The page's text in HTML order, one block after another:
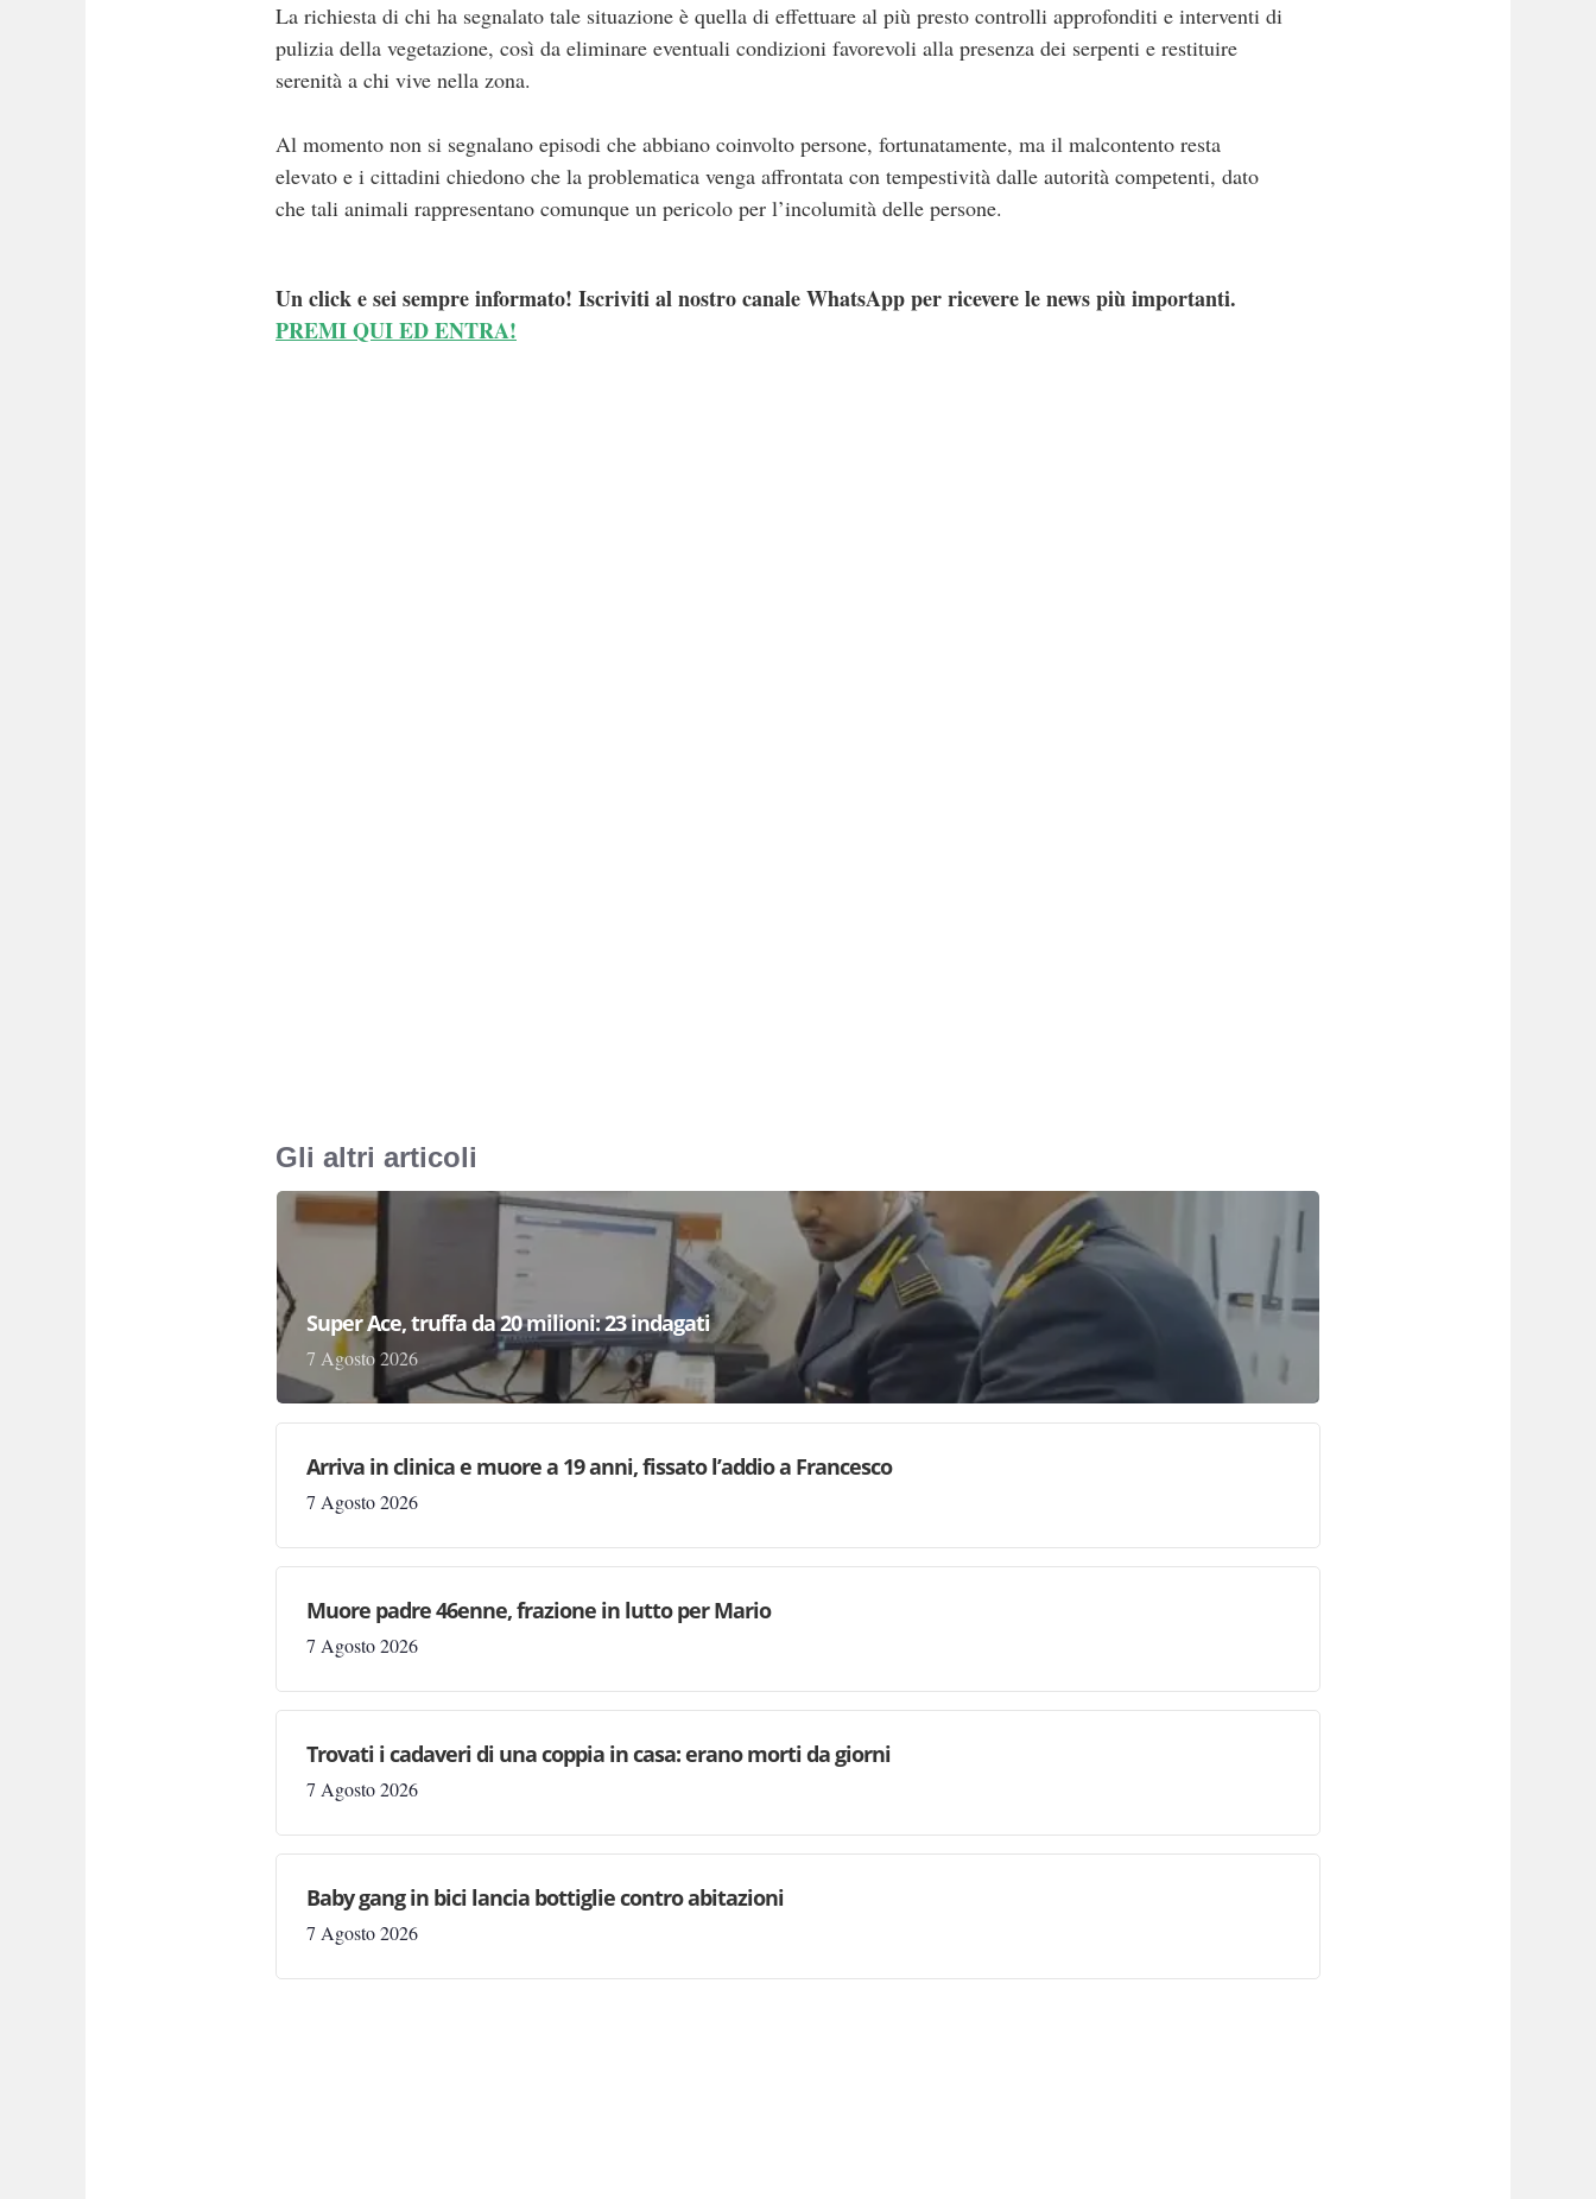
La richiesta di chi ha segnalato tale situazione è quella di effettuare al più presto controlli approfonditi e interventi di
pulizia della vegetazione, così da eliminare eventuali condizioni favorevoli alla presenza dei serpenti e restituire
serenità a chi vive nella zona.
Al momento non si segnalano episodi che abbiano coinvolto persone, fortunatamente, ma il malcontento resta
elevato e i cittadini chiedono che la problematica venga affrontata con tempestività dalle autorità competenti, dato
che tali animali rappresentano comunque un pericolo per l’incolumità delle persone.
Un click e sei sempre informato! Iscriviti al nostro canale WhatsApp per ricevere le news più importanti.
PREMI QUI ED ENTRA!
Gli altri articoli
Super Ace, truffa da 20 milioni: 23 indagati
7 Agosto 2026
Arriva in clinica e muore a 19 anni, fissato l’addio a Francesco
7 Agosto 2026
Muore padre 46enne, frazione in lutto per Mario
7 Agosto 2026
Trovati i cadaveri di una coppia in casa: erano morti da giorni
7 Agosto 2026
Baby gang in bici lancia bottiglie contro abitazioni
7 Agosto 2026